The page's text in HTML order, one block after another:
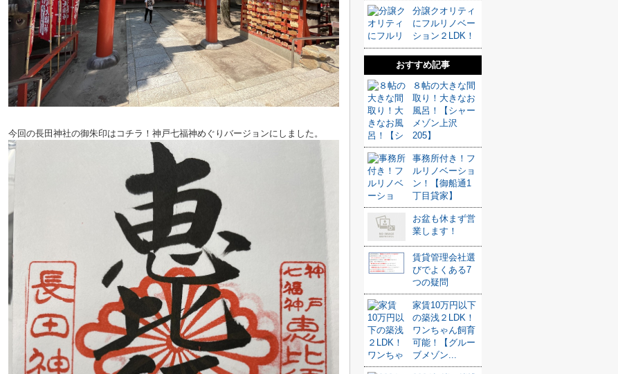
今回の長田神社の御朱印はコチラ！神戸七福神めぐりバージョンにしました。
分譲クオリティ
にフルリノベー
ション２LDK！
おすすめ記事
８帖の大きな間
取り！大きなお
風呂！【シャー
メゾン上沢
205】
事務所付き！フ
ルリノベーショ
ン！【御船通1
丁目貸家】
お盆も休まず営
業します！
賃貸管理会社選
びでよくある7
つの疑問
家賃10万円以下
の築浅２LDK！
ワンちゃん飼育
可能！【グルー
ブメゾン...